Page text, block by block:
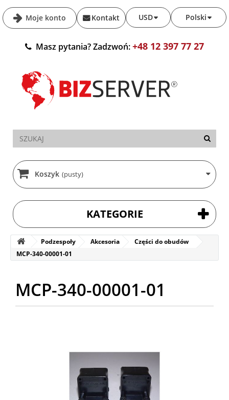
Moje konto Polski
USD
Kontakt
Masz pytania? Zadzwoń:+48 12 397 77 27
Koszyk (pusty)
KATEGORIE
Podzespoły Akcesoria
Części do obudów
MCP-340-00001-01
MCP-340-00001-01